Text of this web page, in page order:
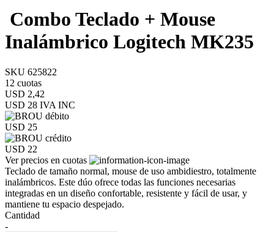
Combo Teclado + Mouse
Inalámbrico Logitech MK235
SKU 625822
12 cuotas
USD 2,42
USD 28 IVA INC
USD 25
USD 22
Ver precios en cuotas
Teclado de tamaño normal, mouse de uso ambidiestro, totalmente
inalámbricos. Este dúo ofrece todas las funciones necesarias
integradas en un diseño confortable, resistente y fácil de usar, y
mantiene tu espacio despejado.
Cantidad
-